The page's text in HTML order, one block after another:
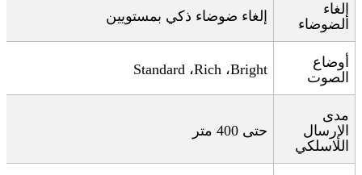
إلغاء
الضوضاء
إلغاء ضوضاء ذكي بمستويين
أوضاع
الصوت
Standard،Rich،Bright
مدى
الإرسال
اللاسلكي
حتى 400 متر